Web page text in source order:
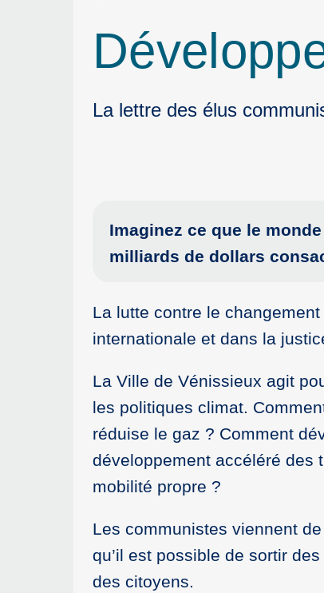
La lettre des élus
Imaginez ce que le
milliards de dollars
La lutte contre le
internationale et dans la
La Ville de Vénissieux agit
les politiques climat.
réduise le gaz ? Comment
développement accéléré des
mobilité propre ?
Les communistes viennent
qu’il est possible de sortir
des citoyens.